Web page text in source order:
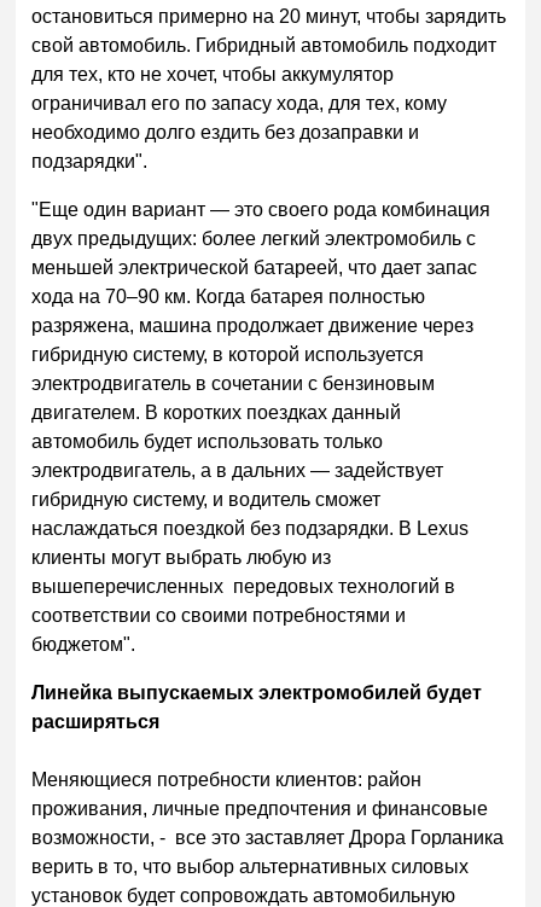
остановиться примерно на 20 минут, чтобы зарядить
свой автомобиль. Гибридный автомобиль подходит
для тех, кто не хочет, чтобы аккумулятор
ограничивал его по запасу хода, для тех, кому
необходимо долго ездить без дозаправки и
подзарядки".
"Еще один вариант — это своего рода комбинация
двух предыдущих: более легкий электромобиль с
меньшей электрической батареей, что дает запас
хода на 70–90 км. Когда батарея полностью
разряжена, машина продолжает движение через
гибридную систему, в которой используется
электродвигатель в сочетании с бензиновым
двигателем. В коротких поездках данный
автомобиль будет использовать только
электродвигатель, а в дальних — задействует
гибридную систему, и водитель сможет
наслаждаться поездкой без подзарядки. В Lexus
клиенты могут выбрать любую из
вышеперечисленных передовых технологий в
соответствии со своими потребностями и
бюджетом".
Линейка выпускаемых электромобилей будет
расширяться
Меняющиеся потребности клиентов: район
проживания, личные предпочтения и финансовые
возможности, - все это заставляет Дрора Горланика
верить в то, что выбор альтернативных силовых
установок будет сопровождать автомобильную